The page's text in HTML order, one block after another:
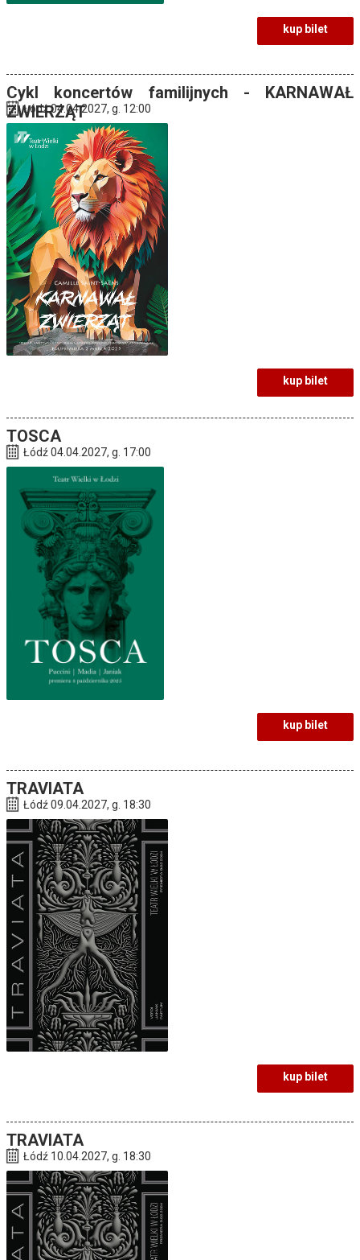
kup bilet
Cykl koncertów familijnych - KARNAWAŁ
ZWIERZĄT
Łódź 04.04.2027, g. 12:00
kup bilet
TOSCA
Łódź 04.04.2027, g. 17:00
kup bilet
TRAVIATA
Łódź 09.04.2027, g. 18:30
kup bilet
TRAVIATA
Łódź 10.04.2027, g. 18:30